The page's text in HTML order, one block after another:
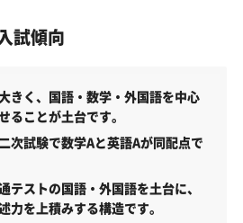
試傾向
きく、国語・数学・外国語を中心
ることが土台です。
次試験で数学Aと英語Aが同配点で
テストの国語・外国語を土台に、
力を上積みする構造です。